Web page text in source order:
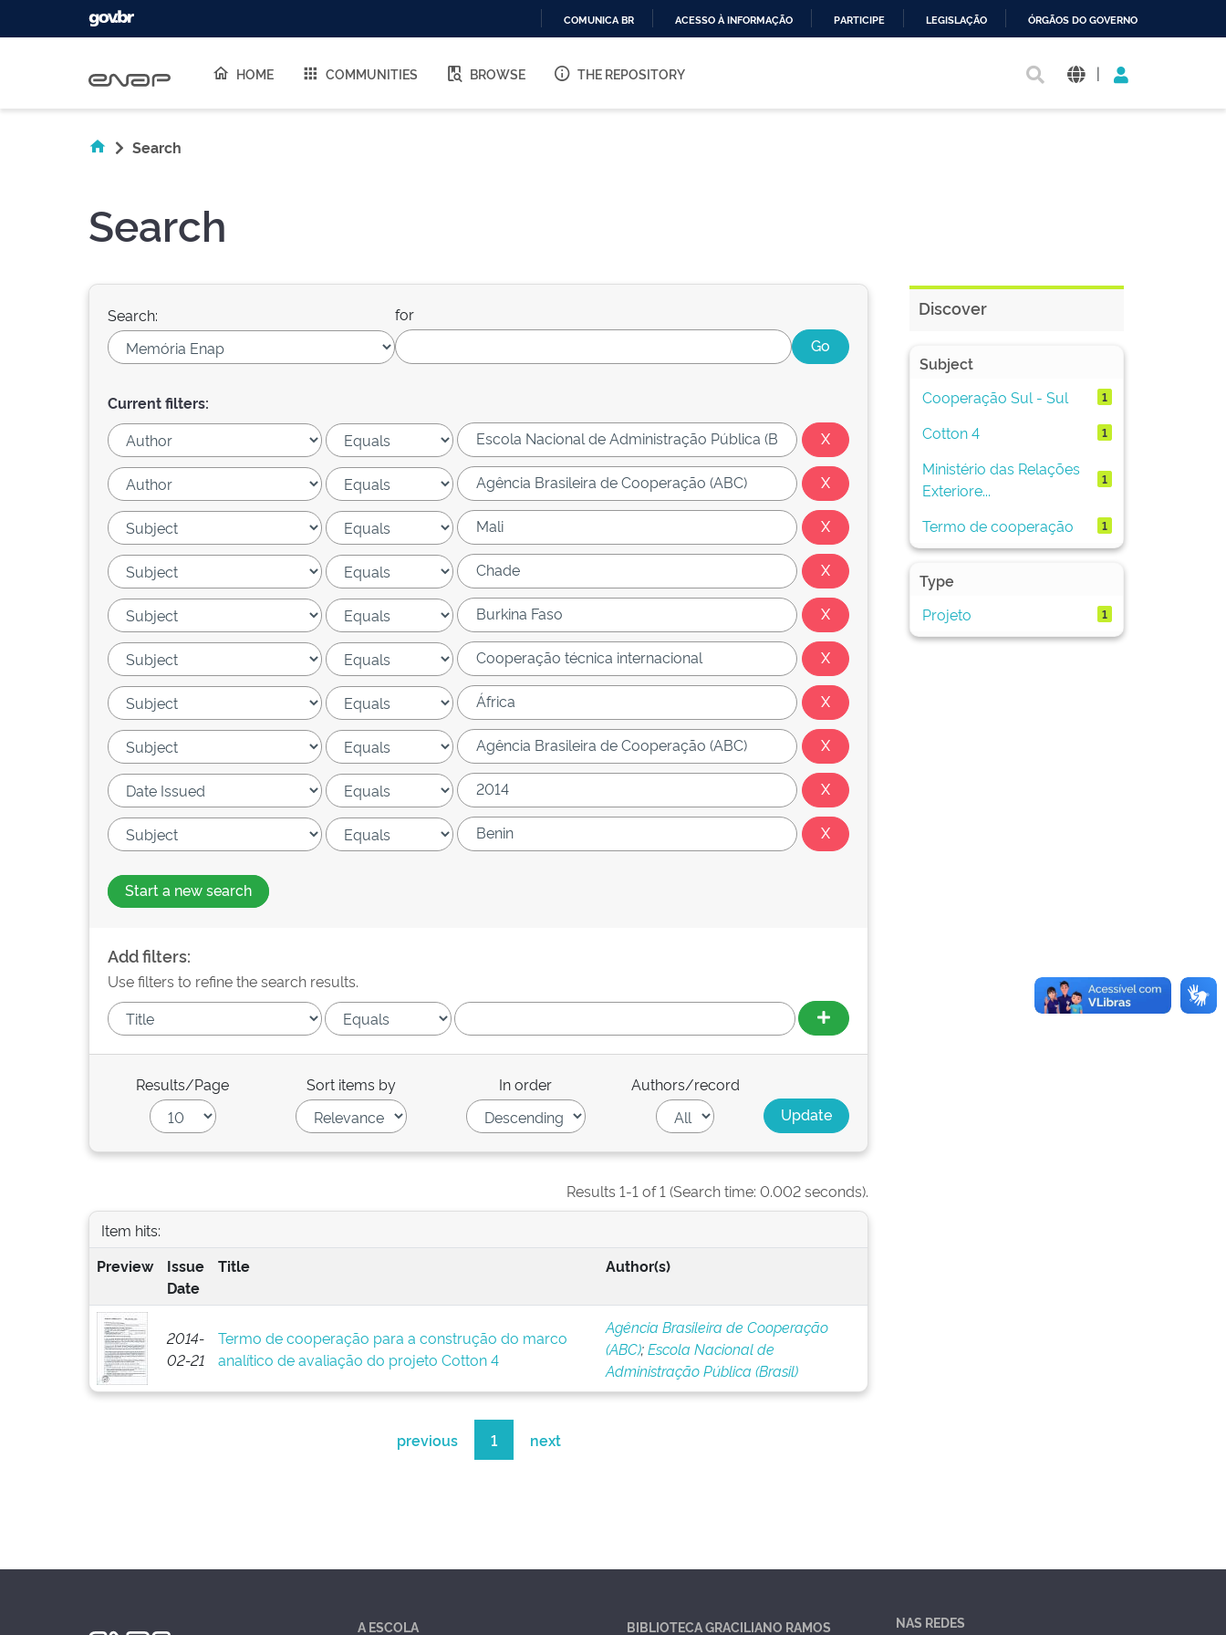
O
COMUNICA BR ACESSO À INFORMAÇÃO PARTICIPE LEGISLAÇÃO ÓRGÃOS DO GOVERNO
HOME COMMUNITIES BROWSE THE REPOSITORY |
Search
Search
Search: for
Current filters:
Start a new search
Add filters:
Use filters to refine the search results.
Results/Page Sort items by In order Authors/record
Results 1-1 of 1 (Search time: 0.002 seconds).
Item hits:
Preview
Issue
Date
Title Author(s)
2014-
02-21
Termo de cooperação para a construção do marco
analítico de avaliação do projeto Cotton 4
Agência Brasileira de Cooperação
(ABC);Escola Nacional de
Administração Pública (Brasil)
previous 1 next
Discover
Subject
Cooperação Sul - Sul
1
Cotton 4 1
Ministério das Relações
Exteriore...
1
Termo de cooperação 1
Type
Projeto
1
A ESCOLA BIBLIOTECA GRACILIANO RAMOS NAS REDES